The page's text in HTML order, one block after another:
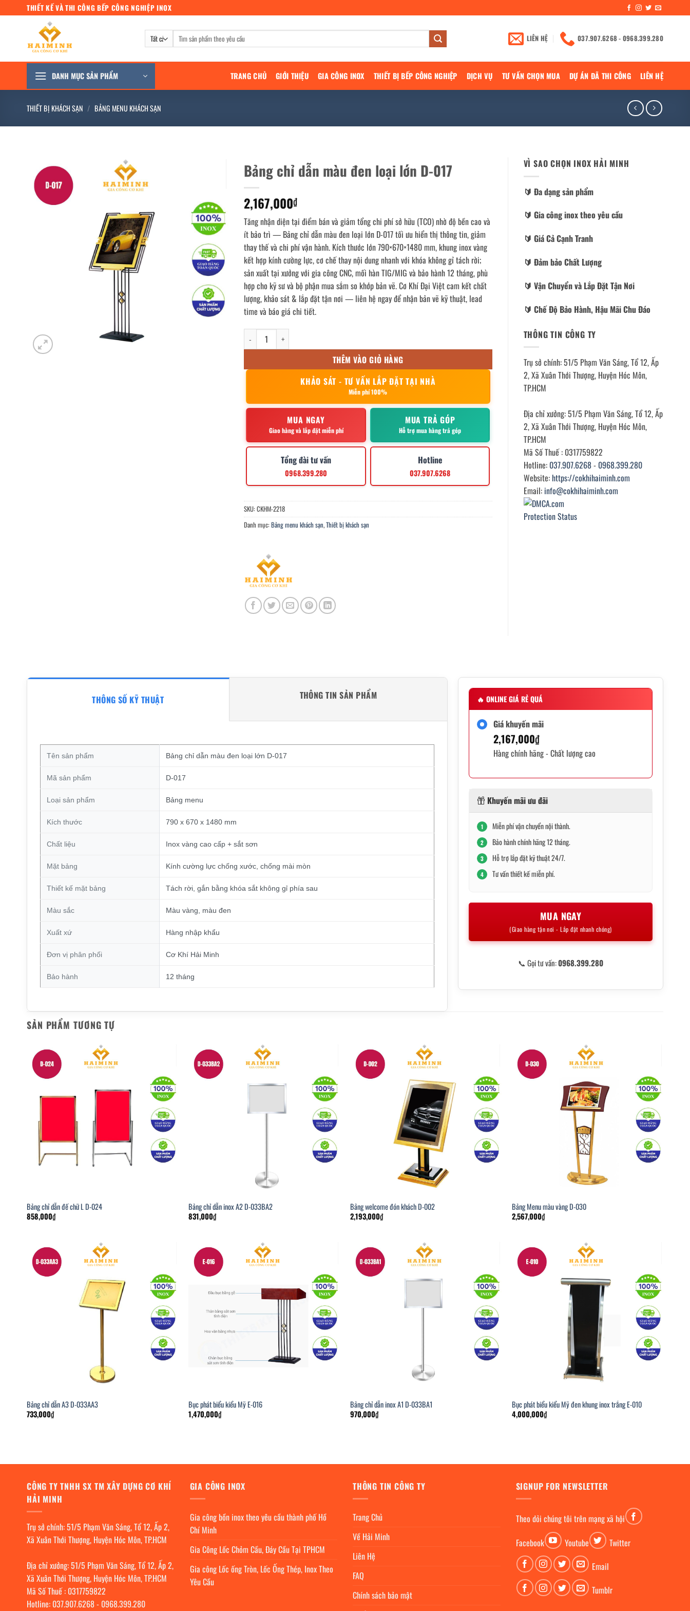
qua
THIẾT KẾ VÀ THI CÔNG BẾP CÔNG NGHIỆP INOX
Tìm
kiếm:
LIÊN HỆ 037.907.6268 - 0968.399.280
DANH MỤC SẢN PHẨM TRANG CHỦ GIỚI THIỆU GIA CÔNG INOX THIẾT BỊ BẾP CÔNG NGHIỆP DỊCH VỤ TƯ VẤN CHỌN MUA DỰ ÁN ĐÃ THI CÔNG LIÊN HỆ
THIẾT BỊ KHÁCH SẠN / BẢNG MENU KHÁCH SẠN
Bảng chỉ dẫn màu đen loại lớn D-017
2,167,000₫
Tăng nhận diện tại điểm bán và giảm tổng chi phí sở hữu (TCO) nhờ độ bền cao và
ít bảo trì — Bảng chỉ dẫn màu đen loại lớn D-017 tối ưu hiển thị thông tin, giảm
thay thế và chi phí vận hành. Kích thước lớn 790×670×1480 mm, khung inox vàng
kết hợp kính cường lực, cơ chế thay nội dung nhanh với khóa không gỉ tách rời;
sản xuất tại xưởng với gia công CNC, mối hàn TIG/MIG và bảo hành 12 tháng, phù
hợp cho kỹ sư và bộ phận mua sắm so khớp bản vẽ. Cơ Khí Đại Việt cam kết chất
lượng, khảo sát & lắp đặt tận nơi — liên hệ ngay để nhận bản vẽ kỹ thuật, lead
time và báo giá chi tiết.
Bảng chỉ dẫn màu đen loại lớn D-017 số lượng
THÊM VÀO GIỎ HÀNG
KHẢO SÁT - TƯ VẤN LẮP ĐẶT TẠI NHÀ
Miễn phí 100%
MUA NGAY
Giao hàng và lắp đặt miễn phí
MUA TRẢ GÓP
Hỗ trợ mua hàng trả góp
Tổng đài tư vấn
0968.399.280
Hotline
037.907.6268
SKU:CKHM-2218
Danh mục:Bảng menu khách sạn,Thiết bị khách sạn
VÌ SAO CHỌN INOX HẢI MINH
🔰️ Đa dạng sản phẩm
🔰️ Gia công inox theo yêu cầu
🔰️ Giá Cả Cạnh Tranh
🔰️ Đảm bảo Chất Lượng
🔰️ Vận Chuyển và Lắp Đặt Tận Nơi
🔰️ Chế Độ Bảo Hành, Hậu Mãi Chu Đáo
THÔNG TIN CÔNG TY
Trụ sở chính: 51/5 Phạm Văn Sáng, Tổ 12, Ấp
2, Xã Xuân Thới Thượng, Huyện Hóc Môn,
TP.HCM
Địa chỉ xưởng: 51/5 Phạm Văn Sáng, Tổ 12, Ấp
2, Xã Xuân Thới Thượng, Huyện Hóc Môn,
TP.HCM
Mã Số Thuế : 0317759822
Hotline: 037.907.6268- 0968.399.280
Website: https://cokhihaiminh.com
Email: info@cokhihaiminh.com
THÔNG SỐ KỸ THUẬT THÔNG TIN SẢN PHẨM
Tên sản phẩm Bảng chỉ dẫn màu đen loại lớn D-017
Mã sản phẩm D-017
Loại sản phẩm Bảng menu
Kích thước 790 x 670 x 1480 mm
Chất liệu Inox vàng cao cấp + sắt sơn
Mặt bảng Kính cường lực chống xước, chống mài mòn
Thiết kế mặt bảng Tách rời, gắn bằng khóa sắt không gỉ phía sau
Màu sắc Màu vàng, màu đen
Xuất xứ Hàng nhập khẩu
Đơn vị phân phối Cơ Khí Hải Minh
Bảo hành 12 tháng
🔥 ONLINE GIÁ RẺ QUÁ
Giá khuyến mãi
2,167,000₫
Hàng chính hãng - Chất lượng cao
Khuyến mãi ưu đãi
1 Miễn phí vận chuyển nội thành.
2 Bảo hành chính hãng 12 tháng.
3 Hỗ trợ lắp đặt kỹ thuật 24/7.
4 Tư vấn thiết kế miễn phí.
MUA NGAY
(Giao hàng tận nơi - Lắp đặt nhanh chóng)
📞 Gọi tư vấn:0968.399.280
SẢN PHẨM TƯƠNG TỰ
Bảng chỉ dẫn đế chữ L D-024
858,000₫
Bảng chỉ dẫn inox A2 D-033BA2
831,000₫
Bảng welcome đón khách D-002
2,193,000₫
Bảng Menu màu vàng D-030
2,567,000₫
Bảng chỉ dẫn A3 D-033AA3
733,000₫
Bục phát biểu kiểu Mỹ E-016
1,470,000₫
Bảng chỉ dẫn inox A1 D-033BA1
970,000₫
Bục phát biểu kiểu Mỹ đen khung inox trắng E-010
4,000,000₫
CÔNG TY TNHH SX TM XÂY DỰNG CƠ KHÍ
HẢI MINH
Trụ sở chính: 51/5 Phạm Văn Sáng, Tổ 12, Ấp 2,
Xã Xuân Thới Thượng, Huyện Hóc Môn, TP.HCM
Địa chỉ xưởng: 51/5 Phạm Văn Sáng, Tổ 12, Ấp 2,
Xã Xuân Thới Thượng, Huyện Hóc Môn, TP.HCM
Mã Số Thuế : 0317759822
Hotline: 037.907.6268- 0968.399.280
GIA CÔNG INOX
Gia công bồn inox theo yêu cầu thành phố Hồ
Chí Minh
Gia Công Lốc Chỏm Cầu, Đáy Cầu Tại TPHCM
Gia công Lốc ống Tròn, Lốc Ống Thép, Inox Theo
Yêu Cầu
THÔNG TIN CÔNG TY
Trang Chủ
Về Hải Minh
Liên Hệ
FAQ
Chính sách bảo mật
SIGNUP FOR NEWSLETTER
Theo dỏi chúng tôi trên mạng xã hội
Facebook
Youtube
Twitter
Email
Tumblr